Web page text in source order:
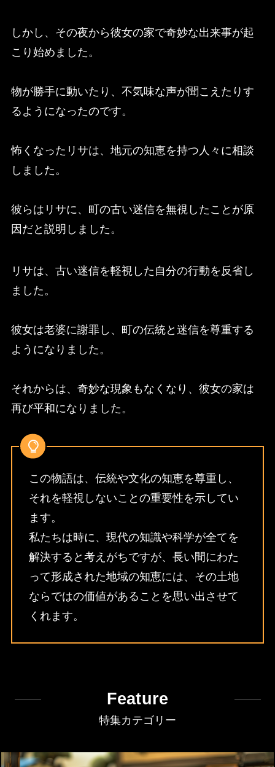
しかし、その夜から彼女の家で奇妙な出来事が起
こり始めました。
物が勝手に動いたり、不気味な声が聞こえたりす
るようになったのです。
怖くなったリサは、地元の知恵を持つ人々に相談
しました。
彼らはリサに、町の古い迷信を無視したことが原
因だと説明しました。
リサは、古い迷信を軽視した自分の行動を反省し
ました。
彼女は老婆に謝罪し、町の伝統と迷信を尊重する
ようになりました。
それからは、奇妙な現象もなくなり、彼女の家は
再び平和になりました。
この物語は、伝統や文化の知恵を尊重し、
それを軽視しないことの重要性を示してい
ます。
私たちは時に、現代の知識や科学が全てを
解決すると考えがちですが、長い間にわた
って形成された地域の知恵には、その土地
ならではの価値があることを思い出させて
くれます。
Feature
特集カテゴリー